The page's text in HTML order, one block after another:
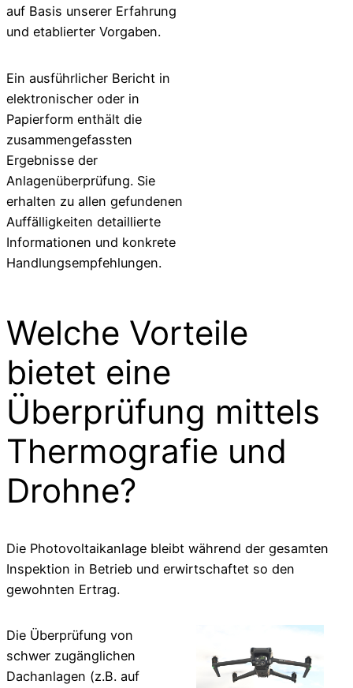
auf Basis unserer Erfahrung
und etablierter Vorgaben.
Ein ausführlicher Bericht in
elektronischer oder in
Papierform enthält die
zusammengefassten
Ergebnisse der
Anlagenüberprüfung. Sie
erhalten zu allen gefundenen
Auffälligkeiten detaillierte
Informationen und konkrete
Handlungsempfehlungen.
Welche Vorteile
bietet eine
Überprüfung mittels
Thermografie und
Drohne?
Die Photovoltaikanlage bleibt während der gesamten
Inspektion in Betrieb und erwirtschaftet so den
gewohnten Ertrag.
Die Überprüfung von
schwer zugänglichen
Dachanlagen (z.B. auf